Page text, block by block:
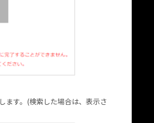
します。(検索した場合は、表示さ